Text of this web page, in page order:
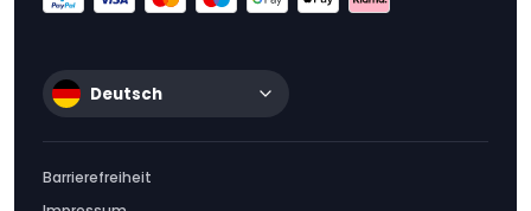
Deutsch
Barrierefreiheit